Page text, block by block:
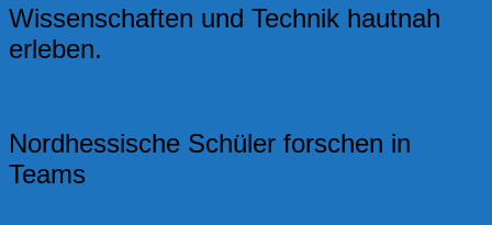
Wissenschaften und Technik hautnah
erleben.
Nordhessische Schüler forschen in
Teams